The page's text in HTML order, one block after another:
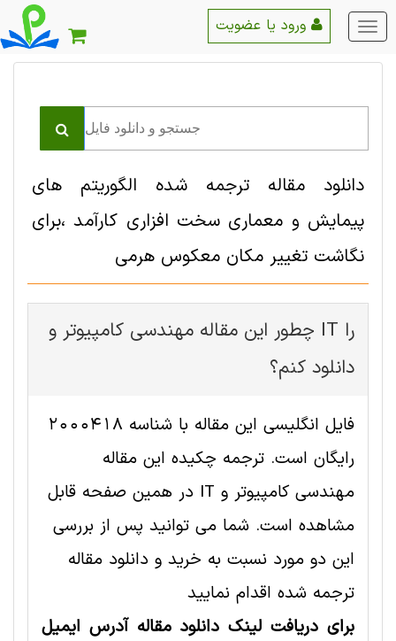
منو
اصلی
دانلود مقاله ترجمه شده الگوریتم های
پیمایش و معماری سخت افزاری کارآمد ،برای
نگاشت تغییر مکان معکوس هرمی
چطور این مقاله مهندسی کامپیوتر و IT را
دانلود کنم؟
فایل انگلیسی این مقاله با شناسه 2000418
رایگان است. ترجمه چکیده این مقاله
مهندسی کامپیوتر و IT در همین صفحه قابل
مشاهده است. شما می توانید پس از بررسی
این دو مورد نسبت به خرید و دانلود مقاله
ترجمه شده اقدام نمایید
برای دریافت لینک دانلود مقاله آدرس ایمیل